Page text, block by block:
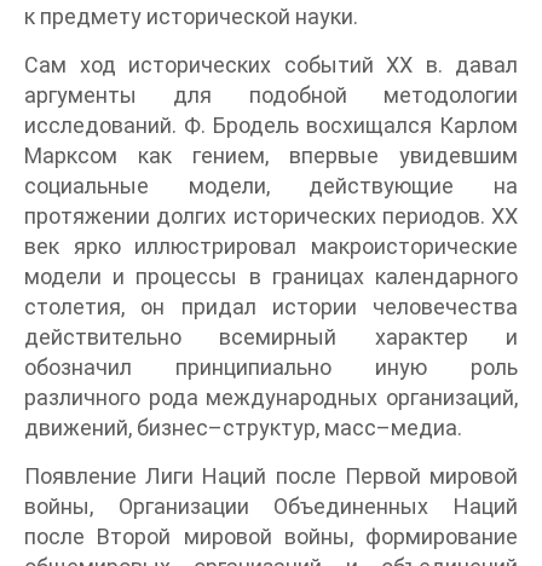
к предмету исторической науки.
Сам ход исторических событий XX в. давал
аргументы для подобной методологии
исследований. Ф. Бродель восхищался Карлом
Марксом как гением, впервые увидевшим
социальные модели, действующие на
протяжении долгих исторических периодов. XX
век ярко иллюстрировал макроисторические
модели и процессы в границах календарного
столетия, он придал истории человечества
действительно всемирный характер и
обозначил принципиально иную роль
различного рода международных организаций,
движений, бизнес–структур, масс–медиа.
Появление Лиги Наций после Первой мировой
войны, Организации Объединенных Наций
после Второй мировой войны, формирование